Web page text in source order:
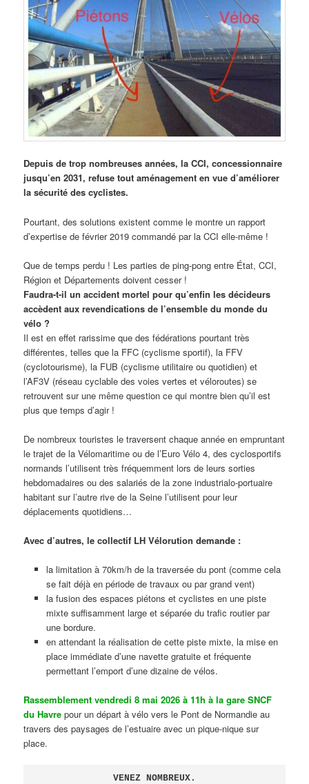
Depuis de trop nombreuses années, la CCI, concessionnaire
jusqu’en 2031, refuse tout aménagement en vue d’améliorer
la sécurité des cyclistes.
Pourtant, des solutions existent comme le montre un rapport
d’expertise de février 2019 commandé par la CCI elle-même !
Que de temps perdu ! Les parties de ping-pong entre État, CCI,
Région et Départements doivent cesser !
Faudra-t-il un accident mortel pour qu’enfin les décideurs
accèdent aux revendications de l’ensemble du monde du
vélo ?
Il est en effet rarissime que des fédérations pourtant très
différentes, telles que la FFC (cyclisme sportif), la FFV
(cyclotourisme), la FUB (cyclisme utilitaire ou quotidien) et
l’AF3V (réseau cyclable des voies vertes et véloroutes) se
retrouvent sur une même question ce qui montre bien qu’il est
plus que temps d’agir !
De nombreux touristes le traversent chaque année en empruntant
le trajet de la Vélomaritime ou de l’Euro Vélo 4, des cyclosportifs
normands l’utilisent très fréquemment lors de leurs sorties
hebdomadaires ou des salariés de la zone industrialo-portuaire
habitant sur l’autre rive de la Seine l’utilisent pour leur
déplacements quotidiens…
Avec d’autres, le collectif LH Vélorution demande :
la limitation à 70km/h de la traversée du pont (comme cela
se fait déjà en période de travaux ou par grand vent)
la fusion des espaces piétons et cyclistes en une piste
mixte suffisamment large et séparée du trafic routier par
une bordure.
en attendant la réalisation de cette piste mixte, la mise en
place immédiate d’une navette gratuite et fréquente
permettant l’emport d’une dizaine de vélos.
Rassemblement vendredi 8 mai 2026 à 11h à la gare SNCF
du Havre pour un départ à vélo vers le Pont de Normandie au
travers des paysages de l’estuaire avec un pique-nique sur
place.
VENEZ NOMBREUX.